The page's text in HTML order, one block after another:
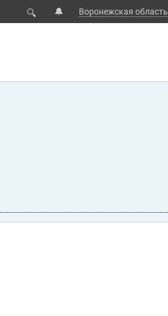
🔍 🔔 Воронежская область